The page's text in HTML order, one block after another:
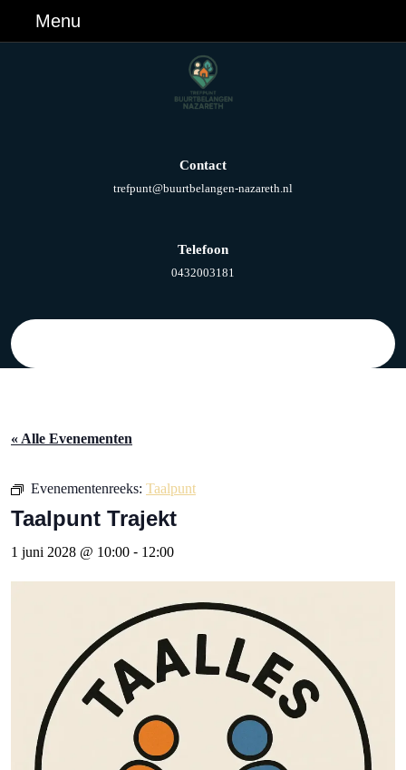
Menu
Contact
trefpunt@buurtbelangen-nazareth.nl
Telefoon
0432003181
« Alle Evenementen
Evenementenreeks: Taalpunt
Taalpunt Trajekt
1 juni 2028 @ 10:00 - 12:00